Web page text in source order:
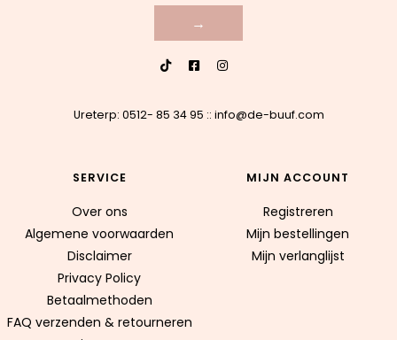
→
Ureterp: 0512- 85 34 95 :: info@de-buuf.com
SERVICE
Over ons
Algemene voorwaarden
Disclaimer
Privacy Policy
Betaalmethoden
FAQ verzenden & retourneren
MIJN ACCOUNT
Registreren
Mijn bestellingen
Mijn verlanglijst